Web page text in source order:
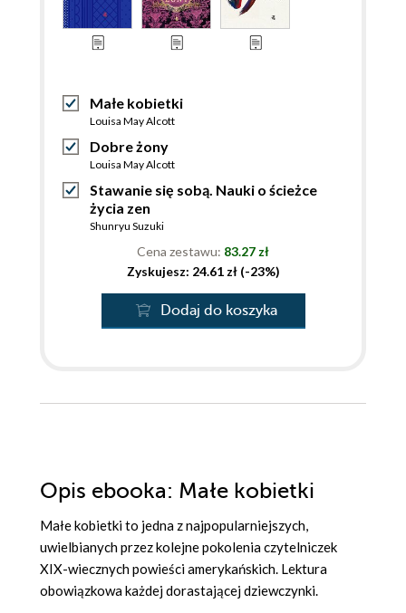
Małe kobietki
Louisa May Alcott
Dobre żony
Louisa May Alcott
Stawanie się sobą. Nauki o ścieżce
życia zen
Shunryu Suzuki
Cena zestawu: 83.27 zł
Zyskujesz: 24.61 zł (-23%)
Dodaj do koszyka
Opis ebooka: Małe kobietki
Małe kobietki to jedna z najpopularniejszych,
uwielbianych przez kolejne pokolenia czytelniczek
XIX-wiecznych powieści amerykańskich. Lektura
obowiązkowa każdej dorastającej dziewczynki.